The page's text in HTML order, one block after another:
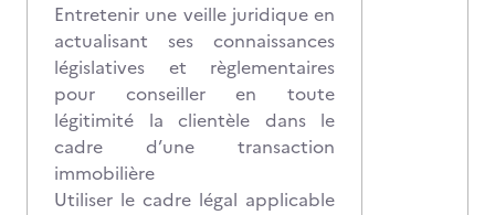
Entretenir une veille juridique en
actualisant ses connaissances
législatives et règlementaires
pour conseiller en toute
légitimité la clientèle dans le
cadre d’une transaction
immobilière
Utiliser le cadre légal applicable